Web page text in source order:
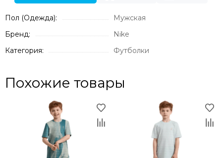
Пол (Одежда):
Мужская
Бренд:
Nike
Категория:
Футболки
Похожие товары